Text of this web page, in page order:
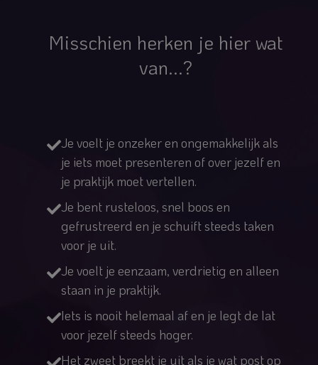
Misschien herken je hier wat
van...?
Je voelt je onzeker en ongemakkelijk als
je iets moet presenteren of over jezelf en
je praktijk moet vertellen.
Je bent rusteloos, snel boos en
gefrustreerd en je schuift steeds taken
voor je uit.
Je voelt je eenzaam, verdrietig en alleen
staan in je praktijk.
Iets is nooit helemaal af en je legt de lat
voor jezelf steeds hoger.
Het zweet breekt je uit als je wat post op